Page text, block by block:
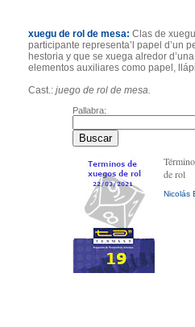
xuegu de rol de mesa: Clas de
participante representa’l papel d’un
hestoria y que se xuega alredor
elementos auxiliares como papel,
Cast.: juego de rol de mesa.
Pallabra:
de rol
Nicolás